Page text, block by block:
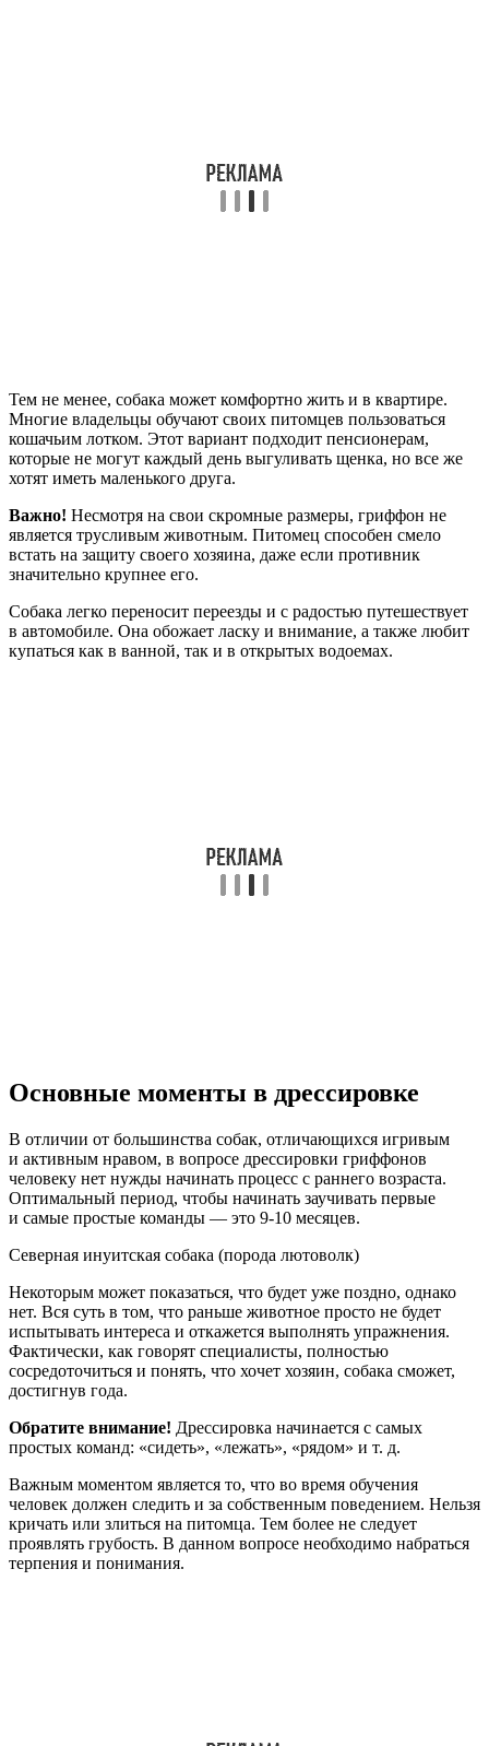
Тем не менее, собака может комфортно жить и в квартире.
Многие владельцы обучают своих питомцев пользоваться
кошачьим лотком. Этот вариант подходит пенсионерам,
которые не могут каждый день выгуливать щенка, но все же
хотят иметь маленького друга.
Важно! Несмотря на свои скромные размеры, гриффон не
является трусливым животным. Питомец способен смело
встать на защиту своего хозяина, даже если противник
значительно крупнее его.
Собака легко переносит переезды и с радостью путешествует
в автомобиле. Она обожает ласку и внимание, а также любит
купаться как в ванной, так и в открытых водоемах.
Основные моменты в дрессировке
В отличии от большинства собак, отличающихся игривым
и активным нравом, в вопросе дрессировки гриффонов
человеку нет нужды начинать процесс с раннего возраста.
Оптимальный период, чтобы начинать заучивать первые
и самые простые команды — это 9-10 месяцев.
Северная инуитская собака (порода лютоволк)
Некоторым может показаться, что будет уже поздно, однако
нет. Вся суть в том, что раньше животное просто не будет
испытывать интереса и откажется выполнять упражнения.
Фактически, как говорят специалисты, полностью
сосредоточиться и понять, что хочет хозяин, собака сможет,
достигнув года.
Обратите внимание! Дрессировка начинается с самых
простых команд: «сидеть», «лежать», «рядом» и т. д.
Важным моментом является то, что во время обучения
человек должен следить и за собственным поведением. Нельзя
кричать или злиться на питомца. Тем более не следует
проявлять грубость. В данном вопросе необходимо набраться
терпения и понимания.